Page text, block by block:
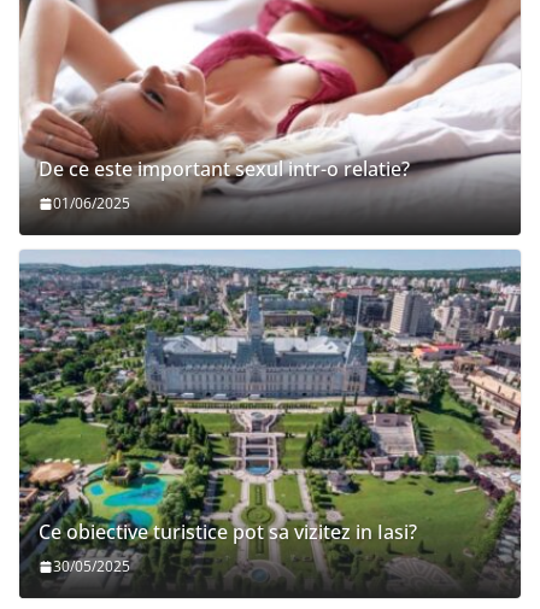
De ce este important sexul intr-o relatie?
01/06/2025
Ce obiective turistice pot sa vizitez in Iasi?
30/05/2025